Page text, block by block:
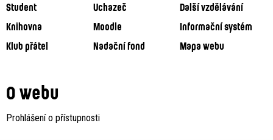
Student
Uchazeč
Další vzdělávání
Knihovna
Moodle
Informační systém
Klub přátel
Nadační fond Mapa webu
O webu
Prohlášení o přístupnosti